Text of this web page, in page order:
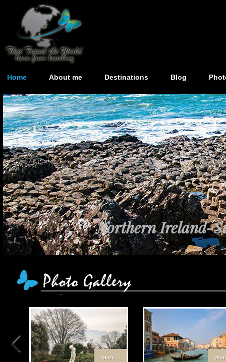
Home About me Destinations Blog
Northern Ireland-
more...